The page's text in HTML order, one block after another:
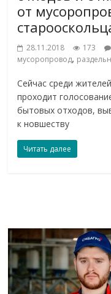
от
28.11.2018 173
мусоропровод,
Сейчас среди
проходит
бытовых отходов,
к новшеству
Читать далее